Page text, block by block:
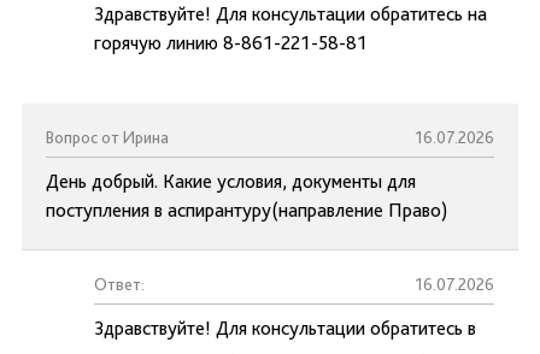
Здравствуйте! Для консультации обратитесь на
горячую линию 8-861-221-58-81
Вопрос от Ирина 16.07.2026
День добрый. Какие условия, документы для
поступления в аспирантуру(направление Право)
Ответ: 16.07.2026
Здравствуйте! Для консультации обратитесь в